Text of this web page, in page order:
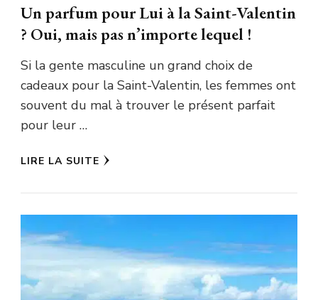
Un parfum pour Lui à la Saint-Valentin
? Oui, mais pas n’importe lequel !
Si la gente masculine un grand choix de
cadeaux pour la Saint-Valentin, les femmes ont
souvent du mal à trouver le présent parfait
pour leur …
LIRE LA SUITE